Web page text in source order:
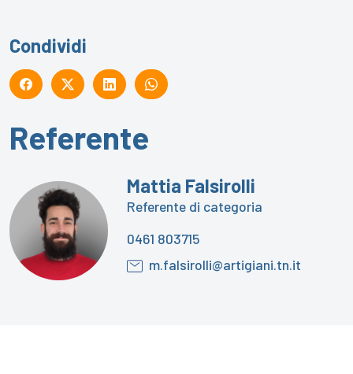
Condividi
Referente
Mattia Falsirolli
Referente di categoria
0461 803715
m.falsirolli@artigiani.tn.it